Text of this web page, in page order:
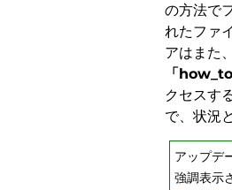
の方法で
れたファ
アはまた
「
クセスす
で、状況
アップデ
強調表示